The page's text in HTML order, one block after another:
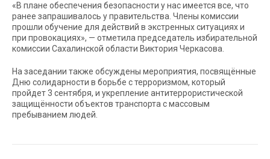
«В плане обеспечения безопасности у нас имеется все, что
ранее запрашивалось у правительства. Члены комиссии
прошли обучение для действий в экстренных ситуациях и
при провокациях», — отметила председатель избирательной
комиссии Сахалинской области Виктория Черкасова.
На заседании также обсуждены мероприятия, посвящённые
Дню солидарности в борьбе с терроризмом, который
пройдет 3 сентября, и укрепление антитеррористической
защищённости объектов транспорта с массовым
пребыванием людей.